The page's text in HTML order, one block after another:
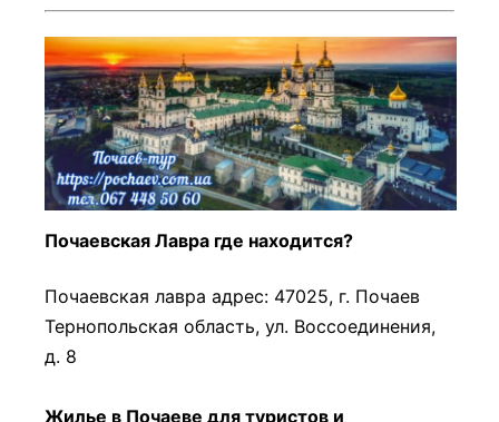
Почаевская Лавра где находится?
Почаевская лавра адрес: 47025, г. Почаев
Тернопольская область, ул. Воссоединения,
д. 8
Жилье в Почаеве для туристов и